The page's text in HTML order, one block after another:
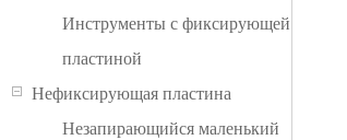
Инструменты с фиксирующей
пластиной
Нефиксирующая пластина
Незапирающийся маленький